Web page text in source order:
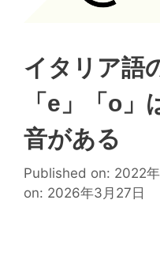
イタリア語
「e」「o」
音がある
Published on: 2022
on: 2026年3月27日